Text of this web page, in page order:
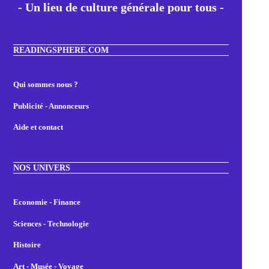
- Un lieu de culture générale pour tous -
READINGSPHERE.COM
Qui sommes nous ?
Publicité - Annonceurs
Aide et contact
NOS UNIVERS
Economie - Finance
Sciences - Technologie
Histoire
Art - Musée - Voyage